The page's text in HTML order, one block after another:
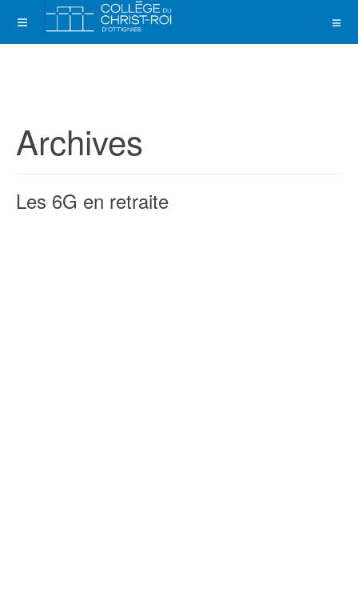
Archives
Les 6G en retraite